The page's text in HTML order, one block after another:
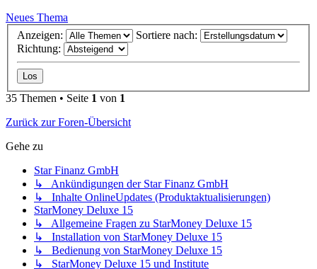
Neues Thema
Anzeigen:
Sortiere nach:
Richtung:
35 Themen • Seite 1 von 1
Zurück zur Foren-Übersicht
Gehe zu
Star Finanz GmbH
↳ Ankündigungen der Star Finanz GmbH
↳ Inhalte OnlineUpdates (Produktaktualisierungen)
StarMoney Deluxe 15
↳ Allgemeine Fragen zu StarMoney Deluxe 15
↳ Installation von StarMoney Deluxe 15
↳ Bedienung von StarMoney Deluxe 15
↳ StarMoney Deluxe 15 und Institute